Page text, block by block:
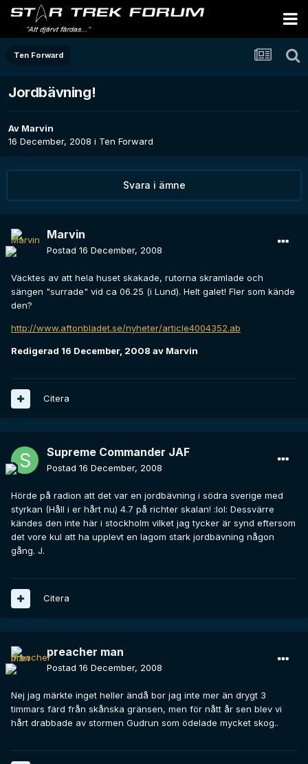
Ten Forward
Jordbävning!
Av Marvin
16 December, 2008 i Ten Forward
Svara i ämne
Marvin
Postad 16 December, 2008
Väcktes av att hela huset skakade, rutorna skramlade och
sängen "surrade" vid ca 06.25 (i Lund). Helt galet! Fler som kände
den?
http://www.aftonbladet.se/nyheter/article4004352.ab
Redigerad 16 December, 2008 av Marvin
Citera
Supreme Commander JAF
Postad 16 December, 2008
Hörde på radion att det var en jordbävning i södra sverige med
styrkan (Håll i er hårt nu) 4.7 på richter skalan! :lol: Dessvärre
kändes den inte här i stockholm vilket jag tycker är synd eftersom
det vore kul att ha upplevt en lagom stark jordbävning någon
gång. J.
Citera
preacher man
Postad 16 December, 2008
Nej jag märkte inget heller ändå bor jag inte mer än drygt 3
timmars färd från skånska gränsen, men för nått år sen blev vi
hårt drabbade av stormen Gudrun som ödelade mycket skog..